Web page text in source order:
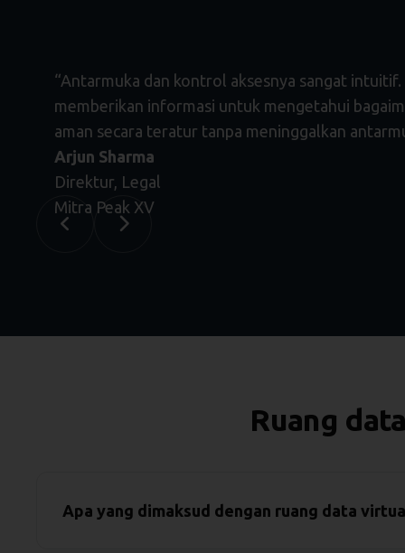
“Antarmuka dan kontrol aksesnya sangat
memberikan informasi untuk mengetahui
aman secara teratur tanpa meninggalkan
Arjun Sharma
Direktur, Legal
Mitra Peak XV
Ruang
Apa yang dimaksud dengan ruang data